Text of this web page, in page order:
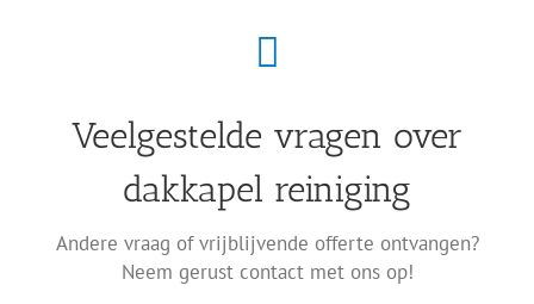
Veelgestelde vragen over
dakkapel reiniging
Andere vraag of vrijblijvende offerte ontvangen?
Neem gerust contact met ons op!